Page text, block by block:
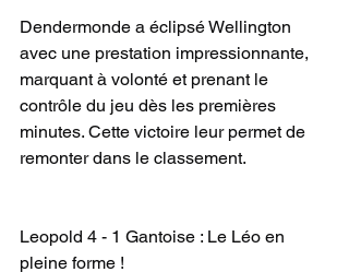
Dendermonde a éclipsé Wellington
avec une prestation impressionnante,
marquant à volonté et prenant le
contrôle du jeu dès les premières
minutes. Cette victoire leur permet de
remonter dans le classement.
Leopold 4 - 1 Gantoise : Le Léo en
pleine forme !